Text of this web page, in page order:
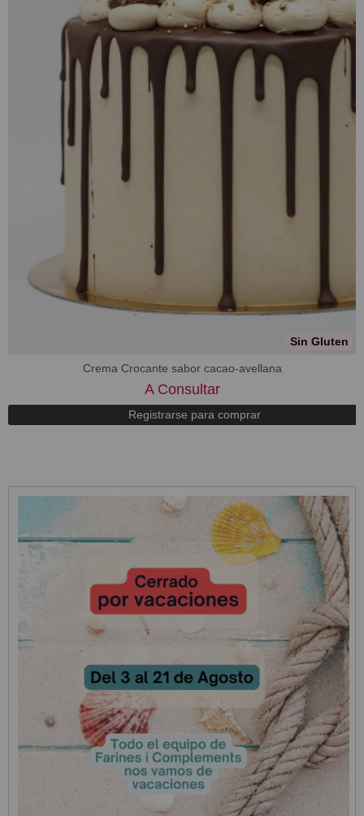
Sin Gluten
​Crema Crocante sabor cacao-avellana
A Consultar
Registrarse para comprar